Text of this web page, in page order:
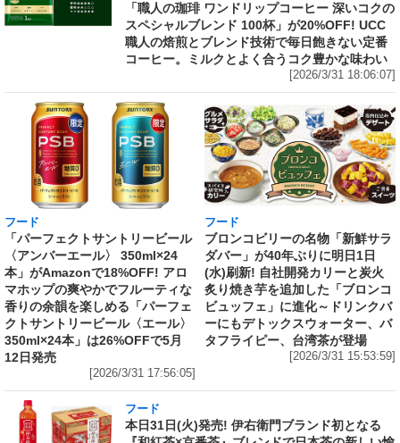
「職人の珈琲 ワンドリップコーヒー 深いコクの
スペシャルブレンド 100杯」が20%OFF! UCC
職人の焙煎とブレンド技術で毎日飽きない定番
コーヒー。ミルクとよく合うコク豊かな味わい
[2026/3/31 18:06:07]
フード
「パーフェクトサントリービール
〈アンバーエール〉 350ml×24
本」がAmazonで18%OFF! アロ
マホップの爽やかでフルーティな
香りの余韻を楽しめる「パーフェ
クトサントリービール〈エール〉
350ml×24本」は26%OFFで5月
12日発売
[2026/3/31 17:56:05]
フード
ブロンコビリーの名物「新鮮サラ
ダバー」が40年ぶりに明日1日
(水)刷新! 自社開発カリーと炭火
炙り焼き芋を追加した「ブロンコ
ビュッフェ」に進化～ドリンクバ
ーにもデトックスウォーター、バ
タフライピー、台湾茶が登場
[2026/3/31 15:53:59]
フード
本日31日(火)発売! 伊右衛門ブランド初となる